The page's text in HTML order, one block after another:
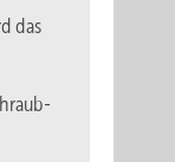
das